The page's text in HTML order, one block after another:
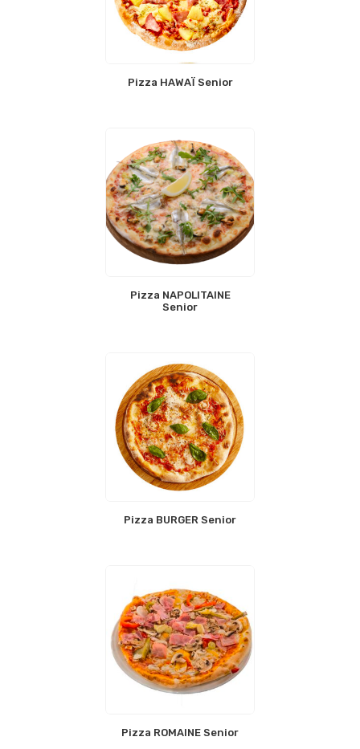
Pizza HAWAÏ Senior
Pizza NAPOLITAINE
Senior
Pizza BURGER Senior
Pizza ROMAINE Senior